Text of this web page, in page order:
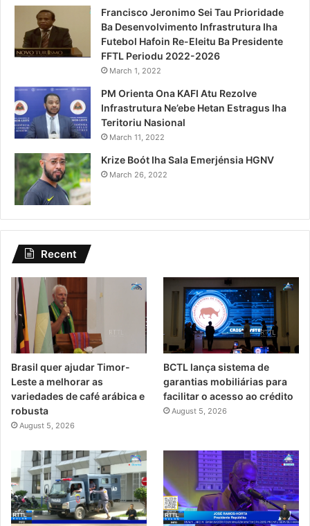
Francisco Jeronimo Sei Tau Prioridade
Ba Desenvolvimento Infrastrutura Iha
Futebol Hafoin Re-Eleitu Ba Presidente
FFTL Periodu 2022-2026
March 1, 2022
PM Orienta Ona KAFI Atu Rezolve
Infrastrutura Ne’ebe Hetan Estragus Iha
Teritoriu Nasional
March 11, 2022
Krize Boót Iha Sala Emerjénsia HGNV
March 26, 2022
Recent
Brasil quer ajudar Timor-
Leste a melhorar as
variedades de café arábica e
robusta
August 5, 2026
BCTL lança sistema de
garantias mobiliárias para
facilitar o acesso ao crédito
August 5, 2026